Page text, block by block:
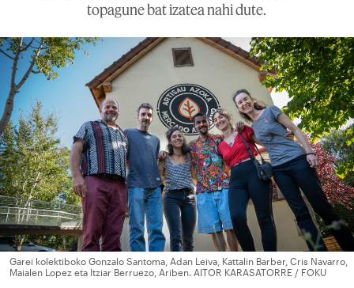
topagune bat izatea nahi dute.
Garei kolektiboko Gonzalo Santoma, Adan Leiva, Kattalin Barber, Cris Navarro,
Maialen Lopez eta Itziar Berruezo, Ariben. AITOR KARASATORRE / FOKU